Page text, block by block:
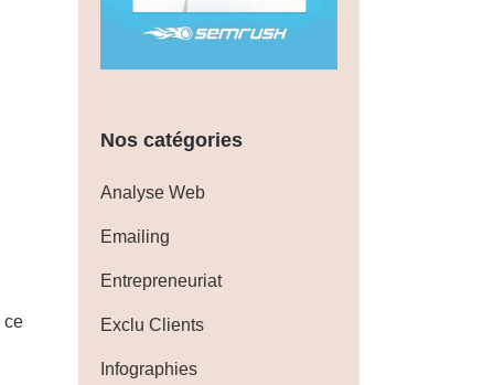
ce
Nos catégories
Analyse Web
Emailing
Entrepreneuriat
Exclu Clients
Infographies